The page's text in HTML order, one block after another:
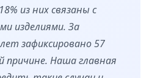
из них связаны с
изделиями. За
зафиксировано 57
причине. Наша главная